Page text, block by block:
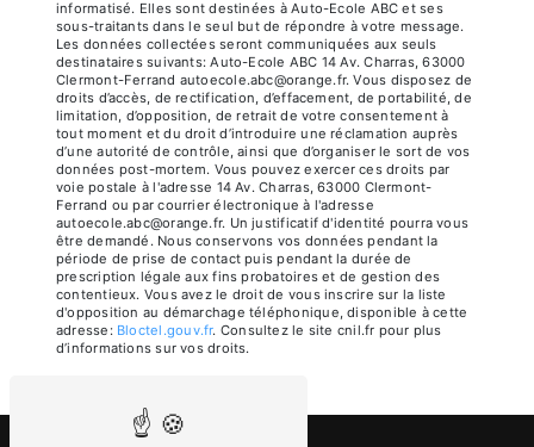
informatisé. Elles sont destinées à Auto-Ecole ABC et ses
sous-traitants dans le seul but de répondre à votre message.
Les données collectées seront communiquées aux seuls
destinataires suivants: Auto-Ecole ABC 14 Av. Charras, 63000
Clermont-Ferrand autoecole.abc@orange.fr. Vous disposez de
droits d’accès, de rectification, d’effacement, de portabilité, de
limitation, d’opposition, de retrait de votre consentement à
tout moment et du droit d’introduire une réclamation auprès
d’une autorité de contrôle, ainsi que d’organiser le sort de vos
données post-mortem. Vous pouvez exercer ces droits par
voie postale à l'adresse 14 Av. Charras, 63000 Clermont-
Ferrand ou par courrier électronique à l'adresse
autoecole.abc@orange.fr. Un justificatif d'identité pourra vous
être demandé. Nous conservons vos données pendant la
période de prise de contact puis pendant la durée de
prescription légale aux fins probatoires et de gestion des
contentieux. Vous avez le droit de vous inscrire sur la liste
d'opposition au démarchage téléphonique, disponible à cette
adresse:
Bloctel.gouv.fr. Consultez le site cnil.fr pour plus
d’informations sur vos droits.